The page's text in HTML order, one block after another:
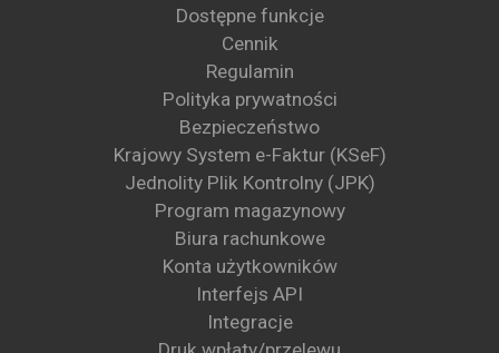
Dostępne funkcje
Cennik
Regulamin
Polityka prywatności
Bezpieczeństwo
Krajowy System e-Faktur (KSeF)
Jednolity Plik Kontrolny (JPK)
Program magazynowy
Biura rachunkowe
Konta użytkowników
Interfejs API
Integracje